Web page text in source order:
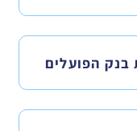
בנק הפועלים